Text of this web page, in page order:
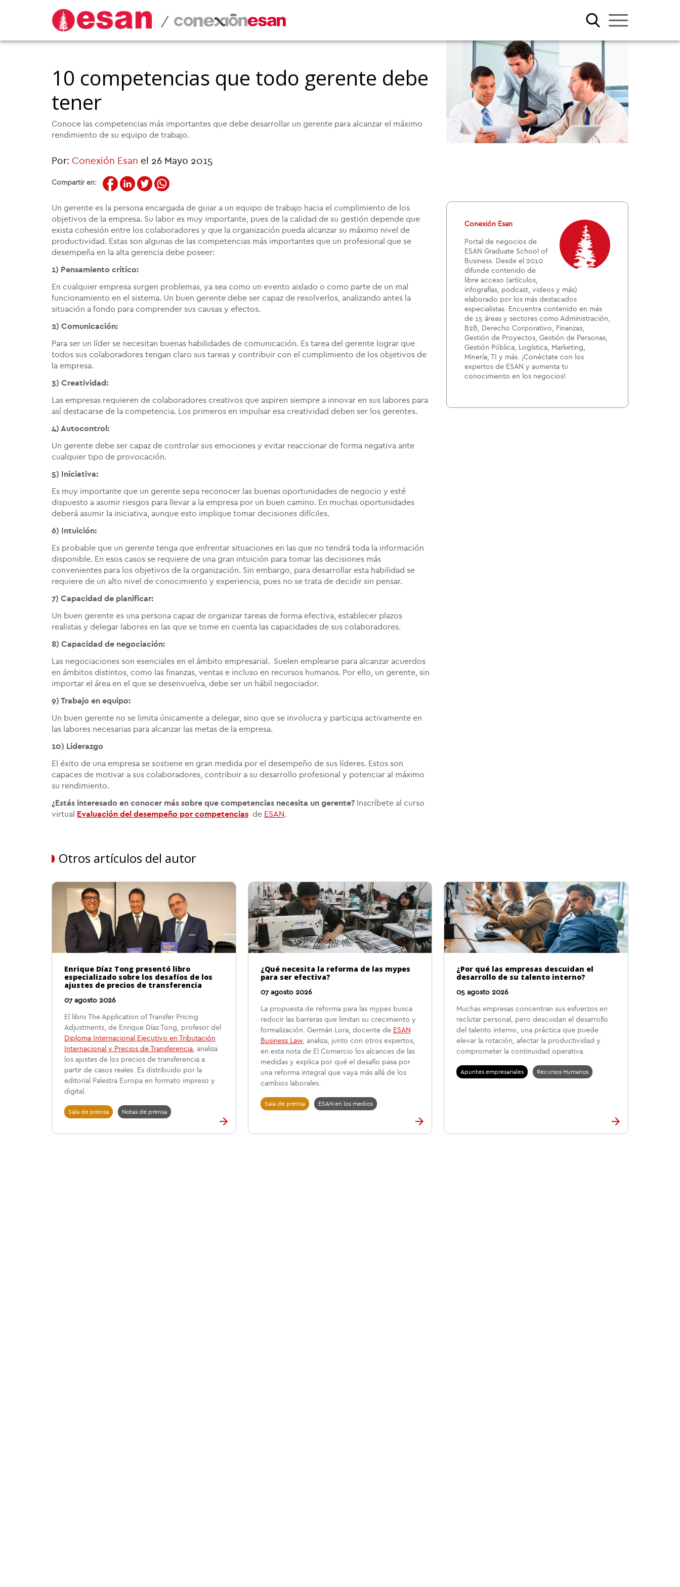
/
10 competencias que todo gerente debe
tener
Conoce las competencias más importantes que debe desarrollar un gerente para alcanzar el máximo
rendimiento de su equipo de trabajo.
Por: Conexión Esan el 26 Mayo 2015
Compartir en:
Un gerente es la persona encargada de guiar a un equipo de trabajo hacia el cumplimiento de los
objetivos de la empresa. Su labor es muy importante, pues de la calidad de su gestión depende que
exista cohesión entre los colaboradores y que la organización pueda alcanzar su máximo nivel de
productividad. Estas son algunas de las competencias más importantes que un profesional que se
desempeña en la alta gerencia debe poseer:
1) Pensamiento crítico:
En cualquier empresa surgen problemas, ya sea como un evento aislado o como parte de un mal
funcionamiento en el sistema. Un buen gerente debe ser capaz de resolverlos, analizando antes la
situación a fondo para comprender sus causas y efectos.
2) Comunicación:
Para ser un líder se necesitan buenas habilidades de comunicación. Es tarea del gerente lograr que
todos sus colaboradores tengan claro sus tareas y contribuir con el cumplimiento de los objetivos de
la empresa.
3) Creatividad:
Las empresas requieren de colaboradores creativos que aspiren siempre a innovar en sus labores para
así destacarse de la competencia. Los primeros en impulsar esa creatividad deben ser los gerentes.
4) Autocontrol:
Un gerente debe ser capaz de controlar sus emociones y evitar reaccionar de forma negativa ante
cualquier tipo de provocación.
5) Iniciativa:
Es muy importante que un gerente sepa reconocer las buenas oportunidades de negocio y esté
dispuesto a asumir riesgos para llevar a la empresa por un buen camino. En muchas oportunidades
deberá asumir la iniciativa, aunque esto implique tomar decisiones difíciles.
6) Intuición:
Es probable que un gerente tenga que enfrentar situaciones en las que no tendrá toda la información
disponible. En esos casos se requiere de una gran intuición para tomar las decisiones más
convenientes para los objetivos de la organización. Sin embargo, para desarrollar esta habilidad se
requiere de un alto nivel de conocimiento y experiencia, pues no se trata de decidir sin pensar.
7) Capacidad de planificar:
Un buen gerente es una persona capaz de organizar tareas de forma efectiva, establecer plazos
realistas y delegar labores en las que se tome en cuenta las capacidades de sus colaboradores.
8) Capacidad de negociación:
Las negociaciones son esenciales en el ámbito empresarial. Suelen emplearse para alcanzar acuerdos
en ámbitos distintos, como las finanzas, ventas e incluso en recursos humanos. Por ello, un gerente, sin
importar el área en el que se desenvuelva, debe ser un hábil negociador.
9) Trabajo en equipo:
Un buen gerente no se limita únicamente a delegar, sino que se involucra y participa activamente en
las labores necesarias para alcanzar las metas de la empresa.
10) Liderazgo
El éxito de una empresa se sostiene en gran medida por el desempeño de sus líderes. Estos son
capaces de motivar a sus colaboradores, contribuir a su desarrollo profesional y potenciar al máximo
su rendimiento.
¿Estás interesado en conocer más sobre que competencias necesita un gerente? Inscríbete al curso
virtual
Evaluación del desempeño por competencias de ESAN.
Conexión Esan
Portal de negocios de
ESAN Graduate School of
Business. Desde el 2010
difunde contenido de
libre acceso (artículos,
infografías, podcast, videos y más)
elaborado por los más destacados
especialistas. Encuentra contenido en más
de 15 áreas y sectores como Administración,
B2B, Derecho Corporativo, Finanzas,
Gestión de Proyectos, Gestión de Personas,
Gestión Pública, Logística, Marketing,
Minería, TI y más. ¡Conéctate con los
expertos de ESAN y aumenta tu
conocimiento en los negocios!
Otros artículos del autor
Enrique Díaz Tong presentó libro
especializado sobre los desafíos de los
ajustes de precios de transferencia
07 agosto 2026
El libro The Application of Transfer Pricing
Adjustments, de Enrique Díaz Tong, profesor del
Diploma Internacional Ejecutivo en Tributación
Internacional y Precios de Transferencia, analiza
los ajustes de los precios de transferencia a
partir de casos reales. Es distribuido por la
editorial Palestra Europa en formato impreso y
digital.
Sala de prensa Notas de prensa
¿Qué necesita la reforma de las mypes
para ser efectiva?
07 agosto 2026
La propuesta de reforma para las mypes busca
reducir las barreras que limitan su crecimiento y
formalización. Germán Lora, docente de ESAN
Business Law, analiza, junto con otros expertos,
en esta nota de El Comercio los alcances de las
medidas y explica por qué el desafío pasa por
una reforma integral que vaya más allá de los
cambios laborales.
Sala de prensa ESAN en los medios
¿Por qué las empresas descuidan el
desarrollo de su talento interno?
05 agosto 2026
Muchas empresas concentran sus esfuerzos en
reclutar personal, pero descuidan el desarrollo
del talento interno, una práctica que puede
elevar la rotación, afectar la productividad y
comprometer la continuidad operativa.
Apuntes empresariales Recursos Humanos